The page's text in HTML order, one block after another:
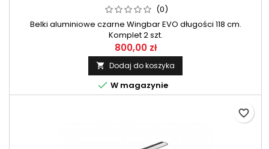
(0)
Belki aluminiowe czarne Wingbar EVO długości 118 cm.
Komplet 2 szt.
800,00 zł
 Dodaj do koszyka
 W magazynie
favorite_border